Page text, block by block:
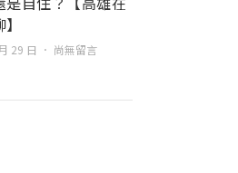
29 日 尚無留言